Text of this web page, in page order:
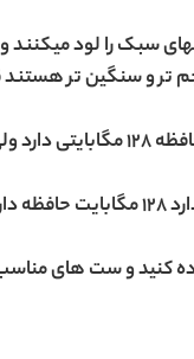
سبک را لود میکنند و
تر و سنگین تر هستند
کنید و ست های